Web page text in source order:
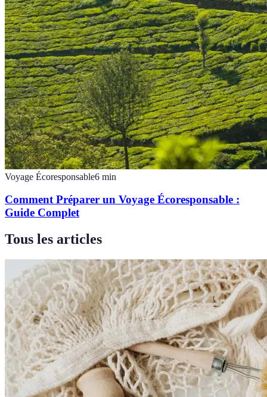
Voyage Écoresponsable6 min
Comment Préparer un Voyage Écoresponsable :
Guide Complet
Tous les articles